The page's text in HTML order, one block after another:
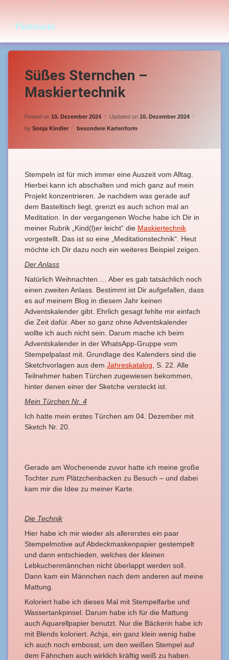
Flohmarkt
Süßes Sternchen –
Maskiertechnik
Posted on 10. Dezember 2024 Updated on 10. Dezember 2024
by Sonja Kindler Categories:
besondere Kartenform
Stempeln ist für mich immer eine Auszeit vom Alltag.
Hierbei kann ich abschalten und mich ganz auf mein
Projekt konzentrieren. Je nachdem was gerade auf
dem Basteltisch liegt, grenzt es auch schon mal an
Meditation. In der vergangenen Woche habe ich Dir in
meiner Rubrik „Kind(l)er leicht“ die Maskiertechnik
vorgestellt. Das ist so eine „Meditationstechnik“. Heut
möchte ich Dir dazu noch ein weiteres Beispiel zeigen.
Der Anlass
Natürlich Weihnachten…. Aber es gab tatsächlich noch
einen zweiten Anlass. Bestimmt ist Dir aufgefallen, dass
es auf meinem Blog in diesem Jahr keinen
Adventskalender gibt. Ehrlich gesagt fehlte mir einfach
die Zeit dafür. Aber so ganz ohne Adventskalender
wollte ich auch nicht sein. Darum mache ich beim
Adventskalender in der WhatsApp-Gruppe vom
Stempelpalast mit. Grundlage des Kalenders sind die
Sketchvorlagen aus dem Jahreskatalog , S. 22. Alle
Teilnehmer haben Türchen zugewiesen bekommen,
hinter denen einer der Sketche versteckt ist.
Mein Türchen Nr. 4
Ich hatte mein erstes Türchen am 04. Dezember mit
Sketch Nr. 20.
Gerade am Wochenende zuvor hatte ich meine große
Tochter zum Plätzchenbacken zu Besuch – und dabei
kam mir die Idee zu meiner Karte.
Die Technik
Hier habe ich mir wieder als allererstes ein paar
Stempelmotive auf Abdeckmaskenpapier gestempelt
und dann entschieden, welches der kleinen
Lebkuchenmännchen nicht überlappt werden soll.
Dann kam ein Männchen nach dem anderen auf meine
Mattung.
Koloriert habe ich dieses Mal mit Stempelfarbe und
Wassertankpinsel. Darum habe ich für die Mattung
auch Aquarellpapier benutzt. Nur die Bäckerin habe ich
mit Blends koloriert. Achja, ein ganz klein wenig habe
ich auch noch embosst, um den weißen Stempel auf
dem Fähnchen auch wirklich kräftig weiß zu haben.